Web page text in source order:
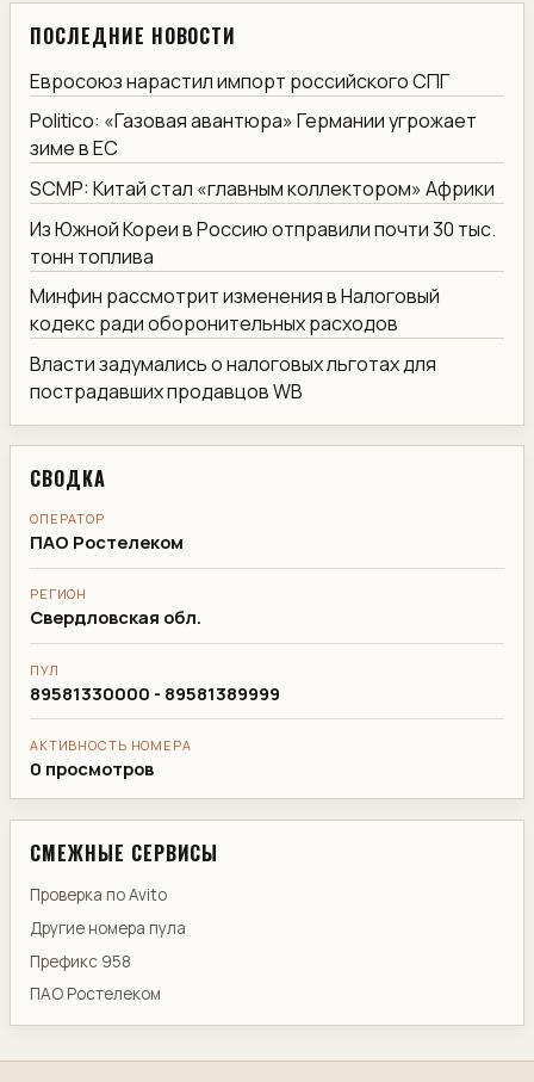
ПОСЛЕДНИЕ НОВОСТИ
Евросоюз нарастил импорт российского СПГ
Politico: «Газовая авантюра» Германии угрожает
зиме в ЕС
SCMP: Китай стал «главным коллектором» Африки
Из Южной Кореи в Россию отправили почти 30 тыс.
тонн топлива
Минфин рассмотрит изменения в Налоговый
кодекс ради оборонительных расходов
Власти задумались о налоговых льготах для
пострадавших продавцов WB
СВОДКА
ОПЕРАТОР
ПАО Ростелеком
РЕГИОН
Свердловская обл.
ПУЛ
89581330000 - 89581389999
АКТИВНОСТЬ НОМЕРА
0 просмотров
СМЕЖНЫЕ СЕРВИСЫ
Проверка по Avito
Другие номера пула
Префикс 958
ПАО Ростелеком